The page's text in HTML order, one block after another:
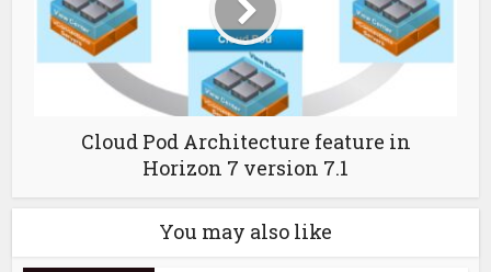
Cloud Pod Architecture feature in
Horizon 7 version 7.1
You may also like